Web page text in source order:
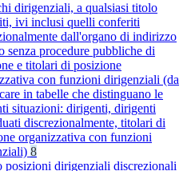
dirigenziali, a qualsiasi titolo
ivi inclusi quelli conferiti
dall'organo di indirizzo
senza procedure pubbliche di
e titolari di posizione
con funzioni dirigenziali (da
in tabelle che distinguano le
situazioni: dirigenti, dirigenti
discrezionalmente, titolari di
organizzativa con funzioni
8
posizioni dirigenziali discrezionali